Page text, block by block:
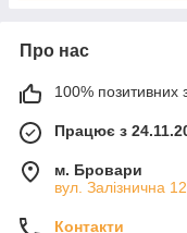
Про нас
100% позитивних з
Працює з
м. Бровари
вул. Залізнична
Контакти